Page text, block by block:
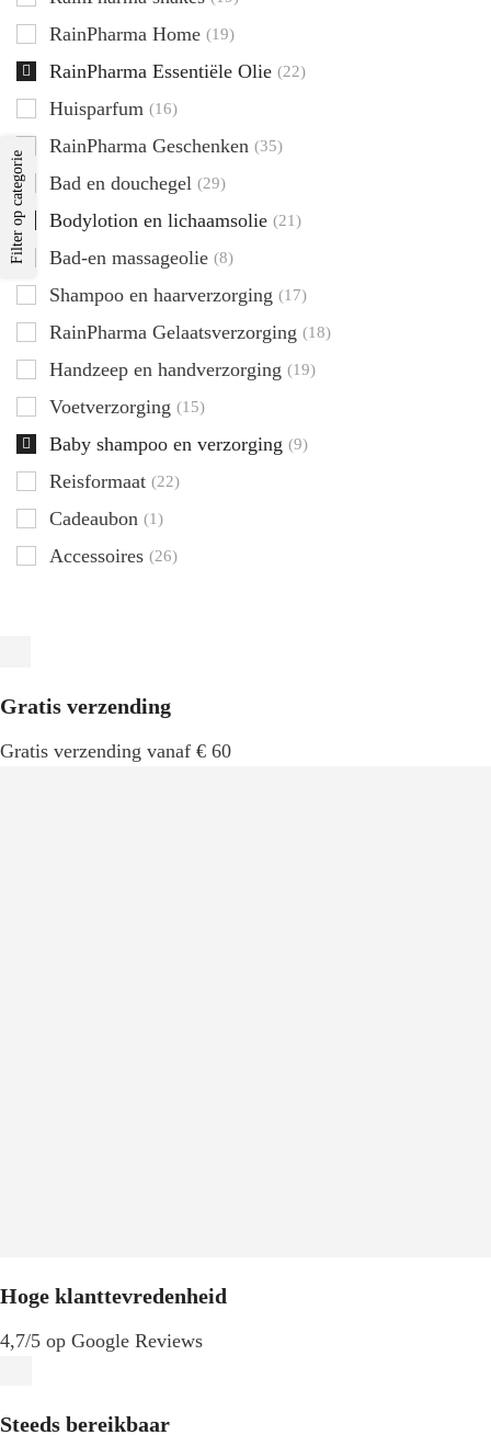
RainPharma Home (19)
RainPharma Essentiële Olie (22)
Huisparfum (16)
RainPharma Geschenken (35)
Bad en douchegel (29)
Bodylotion en lichaamsolie (21)
Bad-en massageolie (8)
Shampoo en haarverzorging (17)
RainPharma Gelaatsverzorging (18)
Handzeep en handverzorging (19)
Voetverzorging (15)
Baby shampoo en verzorging (9)
Reisformaat (22)
Cadeaubon (1)
Accessoires (26)
Filter op categorie
Gratis verzending
Gratis verzending vanaf € 60
Hoge klanttevredenheid
4,7/5 op Google Reviews
Steeds bereikbaar